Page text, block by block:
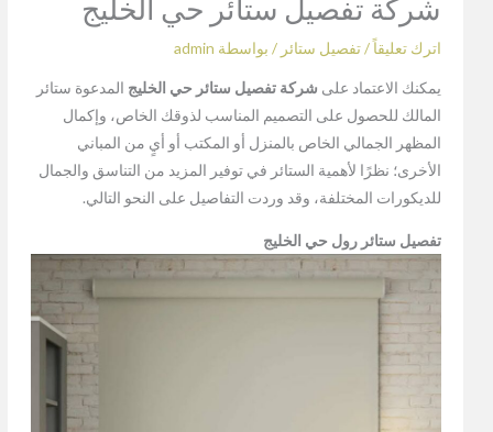
شركة تفصيل ستائر حي الخليج
اترك تعليقاً /تفصيل ستائر / بواسطة admin
يمكنك الاعتماد على شركة تفصيل ستائر حي الخليج المدعوة ستائر
المالك للحصول على التصميم المناسب لذوقك الخاص، وإكمال
المظهر الجمالي الخاص بالمنزل أو المكتب أو أيٍ من المباني
الأخرى؛ نظرًا لأهمية الستائر في توفير المزيد من التناسق والجمال
للديكورات المختلفة، وقد وردت التفاصيل على النحو التالي.
تفصيل ستائر رول حي الخليج